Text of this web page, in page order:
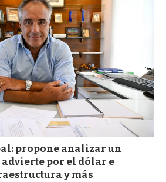
propone analizar un
por el dólar e
y más